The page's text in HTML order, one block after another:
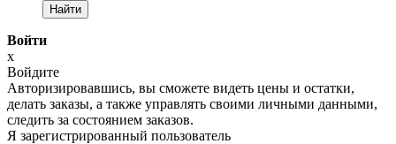
Найти
Войти
x
Войдите
Авторизировавшись, вы сможете видеть цены и остатки,
делать заказы, а также управлять своими личными данными,
следить за состоянием заказов.
Я зарегистрированный пользователь